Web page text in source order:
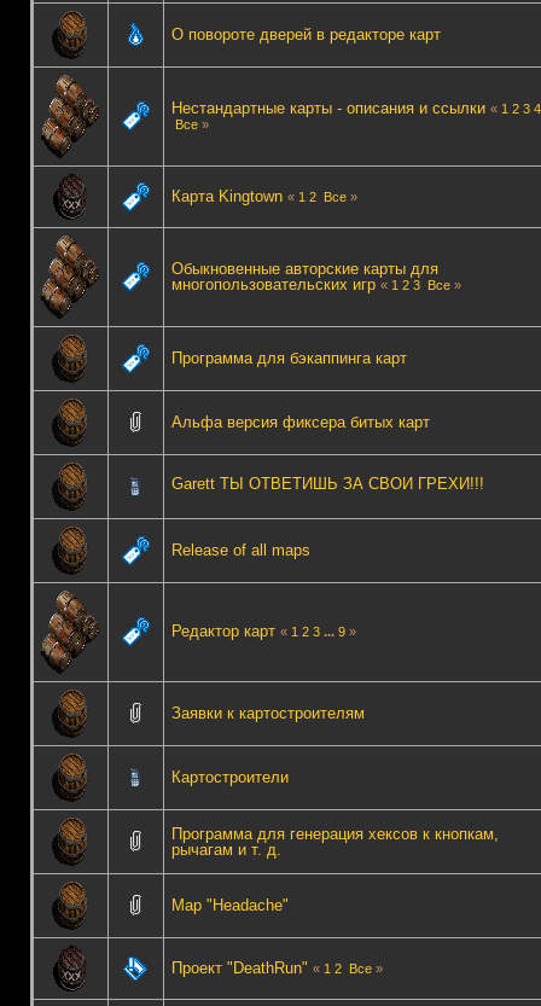
О повороте дверей в редакторе карт
Нестандартные карты - описания и ссылки « 1 2 3 4
Все»
Карта Kingtown « 1 2 Все»
Обыкновенные авторские карты для
многопользовательских игр « 1 2 3 Все»
Программа для бэкаппинга карт
Альфа версия фиксера битых карт
Garett ТЫ ОТВЕТИШЬ ЗА СВОИ ГРЕХИ!!!
Release of all maps
Редактор карт « 1 2 3 ... 9»
Заявки к картостроителям
Картостроители
Программа для генерация хексов к кнопкам,
рычагам и т. д.
Map "Headache"
Проект "DeathRun" « 1 2 Все»